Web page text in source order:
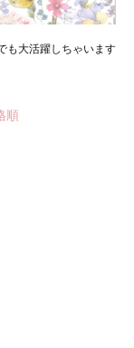
も大活躍しちゃいます
順